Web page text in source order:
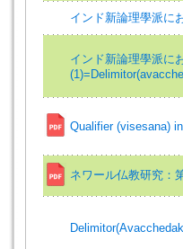
インド新論理學派に
インド新論理學派に
Qualifier (visesana)
ネワール仏教研究：